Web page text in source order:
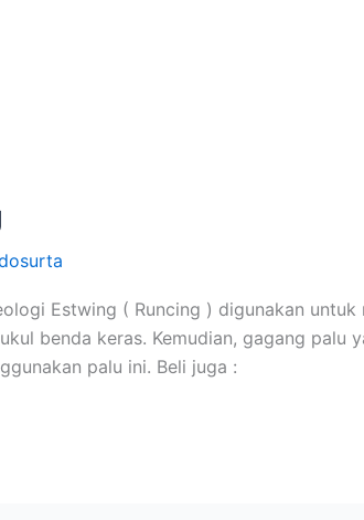
Estwing ( Runcing ) digunakan
benda keras. Kemudian, gagang palu
palu ini. Beli juga :